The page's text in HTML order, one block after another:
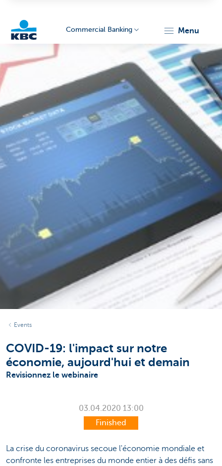
Corporate
Commercial Banking menu
Events
COVID-19: l'impact sur notre
économie, aujourd'hui et demain
Revisionnez le webinaire
03.04.2020 13:00
Finished
La crise du coronavirus secoue l'économie mondiale et
confronte les entreprises du monde entier à des défis sans